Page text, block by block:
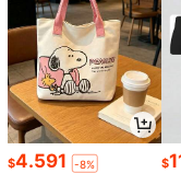
$4.591 -8% $